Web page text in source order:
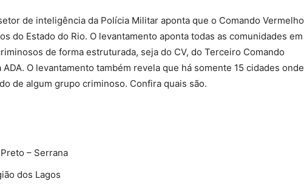
de inteligência da Polícia Militar aponta que o Comando Vermelho
do Estado do Rio. O levantamento aponta todas as comunidades em
de forma estruturada, seja do CV, do Terceiro Comando
O levantamento também revela que há somente 15 cidades onde
de algum grupo criminoso. Confira quais são.
– Serrana
dos Lagos